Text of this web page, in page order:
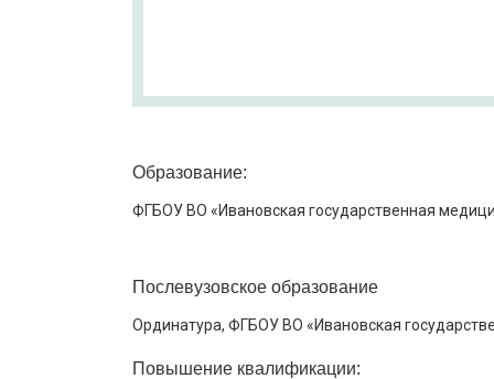
Образование:
ФГБОУ ВО «Ивановская государственная
Послевузовское образование
Ординатура, ФГБОУ ВО «Ивановская
Повышение квалификации: